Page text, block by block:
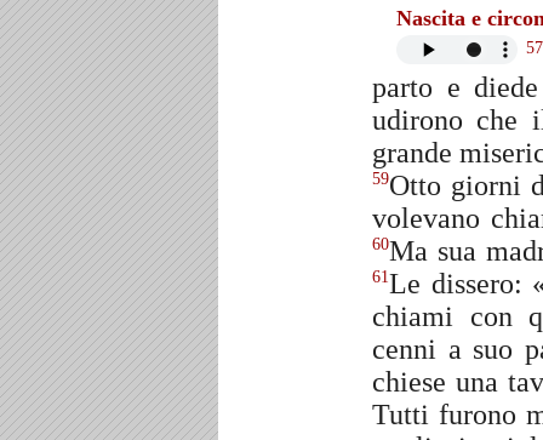
Nascita e
57
parto e
udirono che
grande
59Otto giorni
volevano
60Ma sua
61Le dissero:
chiami con
cenni a suo
chiese una
Tutti furono